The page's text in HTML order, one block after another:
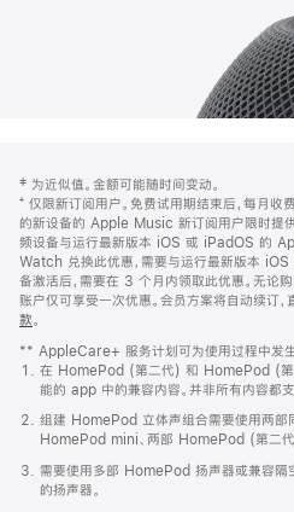
页
页
脚
注
‡ 为近似值。金额可能随时间变动。
⁺ 仅限新订阅用户。免费试用期结束后，每月
的新设备的 Apple Music 新订阅用户限时提供
频设备与运行最新版本 iOS 或 iPadOS 的
Watch 兑换此优惠，需要与运行最新版本
备激活后，需要在 3 个月内领取此优惠。无论
账户仅可享受一次优惠。会员方案将自动续订
款。
窗
口
中
打
开)
** AppleCare+ 服务计划可为使用过程中发生
在 HomePod (第二代) 和 HomePod (第
能的 app 中的兼容内容。并非所有内容都支
组建 HomePod 立体声组合需要使用两部
HomePod mini、两部 HomePod (第二
需要使用多部 HomePod 扬声器或兼容隔
的扬声器。